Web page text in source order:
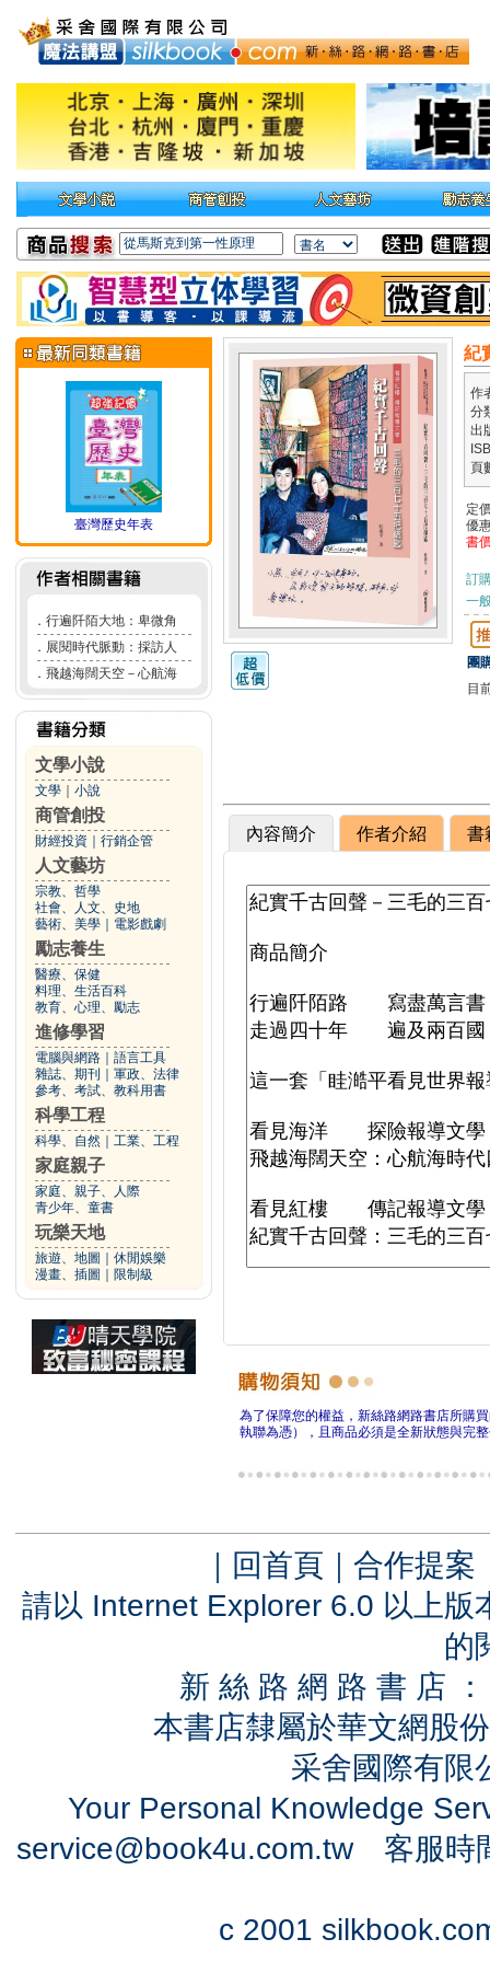
臺灣歷史年表
． 行遍阡陌大地：卑微角
． 展閱時代脈動：採訪人
． 飛越海闊天空－心航海
文學小說
文學 小說
商管創投
財經投資 行銷企管
人文藝坊
宗教、哲學
社會、人文、史地
藝術、美學
電影戲劇
勵志養生
醫療、保健
料理、生活百科
教育、心理、勵志
進修學習
電腦與網路
語言工具
雜誌、期刊
軍政、法律
參考、考試、教科用書
科學工程
科學、自然 工業、工程
家庭親子
家庭、親子、人際
青少年、童書
玩樂天地
旅遊、地圖
休閒娛樂
漫畫、插圖
限制級
紀
作
分
出
頁
定
優
書
訂
一
團
目
內容簡介 作者介紹 書
為了保障您的權益，新絲路網路書店所購
執聯為憑），且商品必須是全新狀態與完
｜ 回首頁 ｜ 合作提案
請以 Internet Explorer 6.0 以上
的
新 絲 路 網 路 書 店
本書店隸屬於華文網股
采舍國際有
Your Personal Knowledge
service@book4u.com.tw客服時
c 2001